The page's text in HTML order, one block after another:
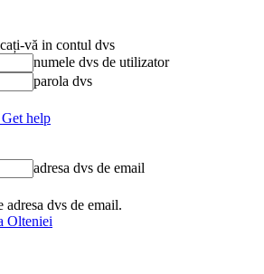
vă in contul dvs
numele dvs de utilizator
parola dvs
help
adresa dvs de email
dvs de email.
Olteniei